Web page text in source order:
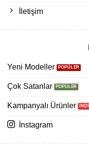
İletişim
Yeni Modeller
Çok Satanlar
Kampanyalı Ürünler
İnstagram